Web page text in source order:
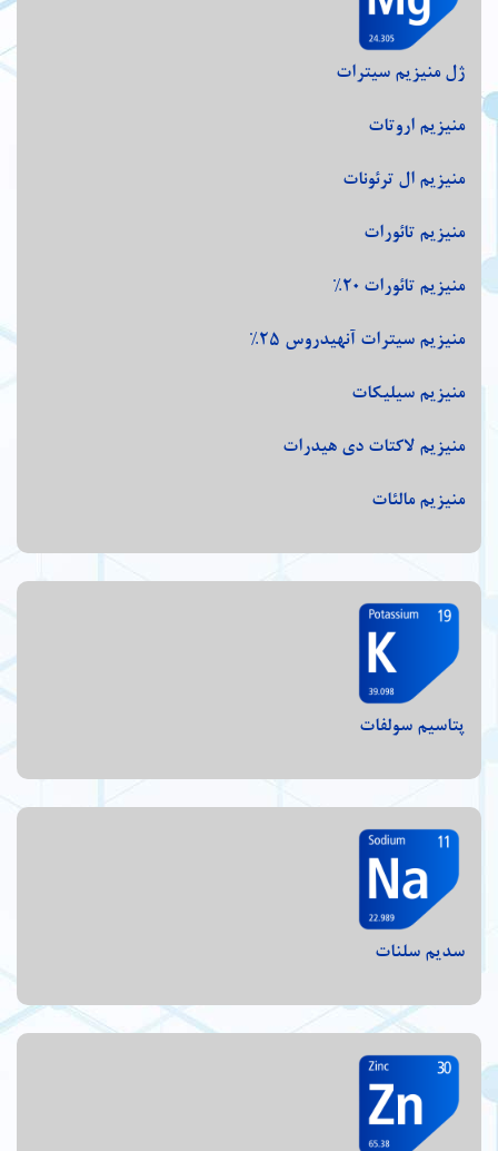
ژل منیزیم سیترات
منیزیم اروتات
منیزیم ال ترئونات
منیزیم تائورات
منیزیم تائورات 20%
منیزیم سیترات آنهیدروس 25%
منیزیم سیلیکات
منیزیم لاکتات دی هیدرات
منیزیم مالئات
پتاسیم سولفات
سدیم سلنات